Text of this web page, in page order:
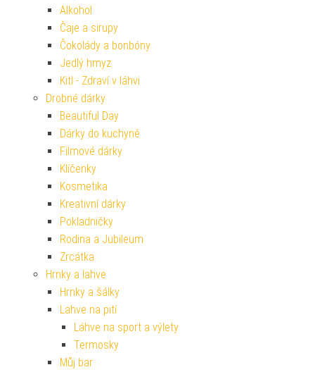
Alkohol
Čaje a sirupy
Čokolády a bonbóny
Jedlý hmyz
Kitl - Zdraví v láhvi
Drobné dárky
Beautiful Day
Dárky do kuchyně
Filmové dárky
Klíčenky
Kosmetika
Kreativní dárky
Pokladničky
Rodina a Jubileum
Zrcátka
Hrnky a lahve
Hrnky a šálky
Lahve na pití
Láhve na sport a výlety
Termosky
Můj bar